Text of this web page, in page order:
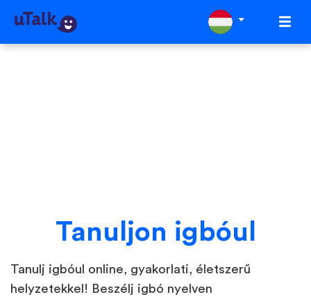
Tanuljon igbóul
Tanulj igbóul online, gyakorlati, életszerű
helyzetekkel! Beszélj igbó nyelven